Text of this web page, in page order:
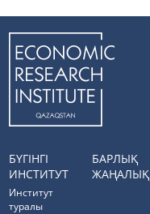
БҮГІНГІ
ИНСТИТУТ
Институт
туралы
БАРЛЫҚ
ЖАҢАЛЫҚ